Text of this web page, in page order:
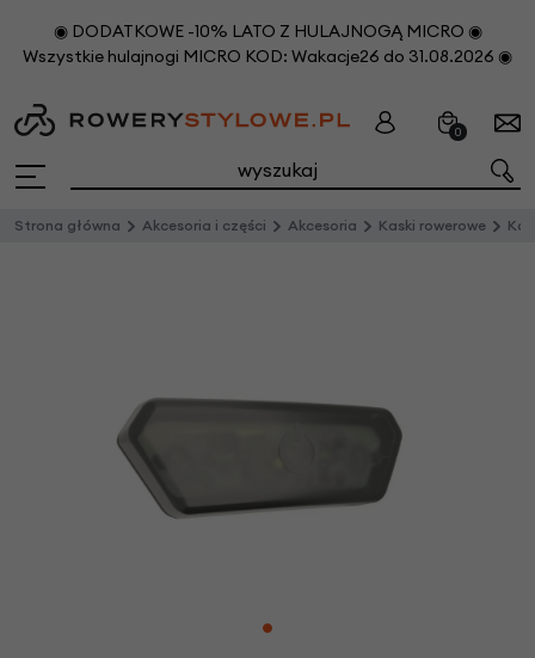
◉ DODATKOWE -10% LATO Z HULAJNOGĄ MICRO ◉
Wszystkie hulajnogi MICRO KOD: Wakacje26 do 31.08.2026 ◉
0
Strona główna Akcesoria i części Akcesoria Kaski rowerowe